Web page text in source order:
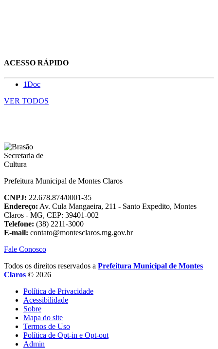
ACESSO RÁPIDO
1Doc
VER TODOS
Prefeitura Municipal de Montes Claros
CNPJ: 22.678.874/0001-35
Endereço: Av. Cula Mangaeira, 211 - Santo Expedito, Montes
Claros - MG, CEP: 39401-002
Telefone: (38) 2211-3000
E-mail: contato@montesclaros.mg.gov.br
Fale Conosco
Todos os direitos reservados a Prefeitura Municipal de Montes
Claros © 2026
Política de Privacidade
Acessibilidade
Sobre
Mapa do site
Termos de Uso
Política de Opt-in e Opt-out
Admin